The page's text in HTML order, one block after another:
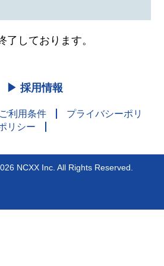
しております。
▶ 採用情報
ご利用条件
プライバシーポリ
リシー
NCXX Inc. All Rights Reserved.